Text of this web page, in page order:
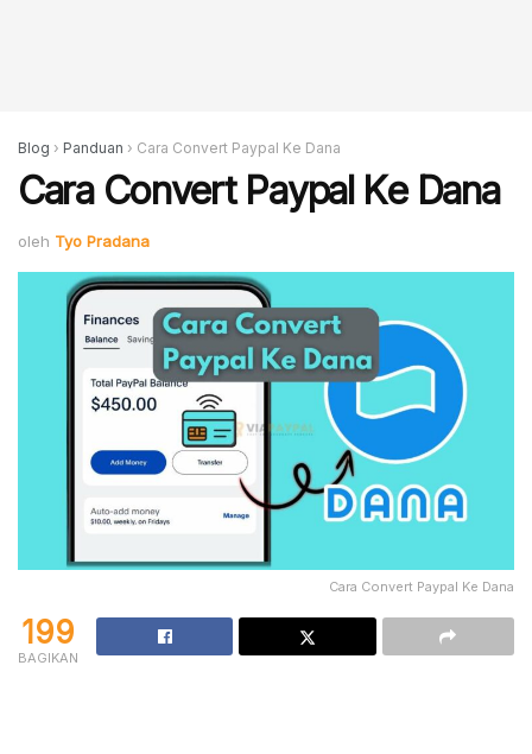
Blog › Panduan › Cara Convert Paypal Ke Dana
Cara Convert Paypal Ke Dana
oleh Tyo Pradana
Cara Convert Paypal Ke Dana
199
BAGIKAN